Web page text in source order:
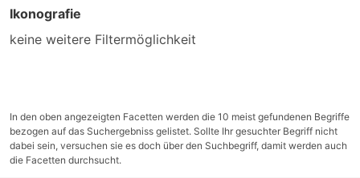
Ikonografie
keine weitere Filtermöglichkeit
In den oben angezeigten Facetten werden die 10 meist gefundenen Begriffe
bezogen auf das Suchergebniss gelistet. Sollte Ihr gesuchter Begriff nicht
dabei sein, versuchen sie es doch über den Suchbegriff, damit werden auch
die Facetten durchsucht.